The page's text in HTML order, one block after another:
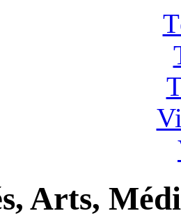
Arts,